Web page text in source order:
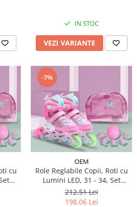
IN STOC
VEZI VARIANTE
cu
-7%
OEM
Role Reglabile Copii, Roti cu
Lumini LED, 31 - 34, Set
Protectie - ROZ
212,51 Lei
198,06 Lei